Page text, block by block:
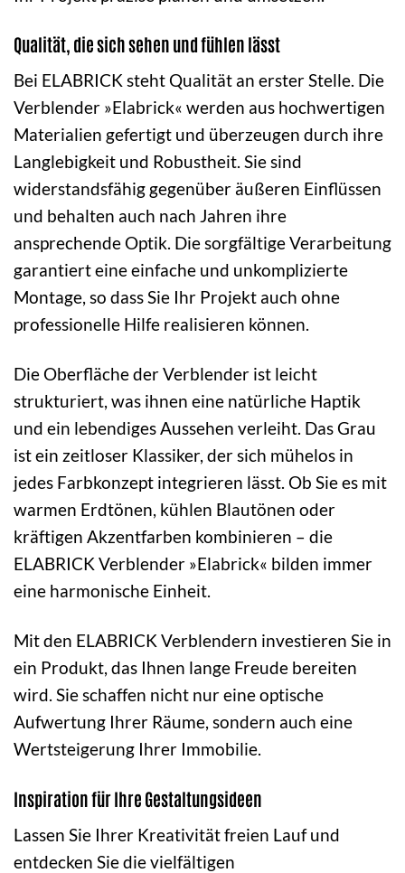
Qualität, die sich sehen und fühlen lässt
Bei ELABRICK steht Qualität an erster Stelle. Die
Verblender »Elabrick« werden aus hochwertigen
Materialien gefertigt und überzeugen durch ihre
Langlebigkeit und Robustheit. Sie sind
widerstandsfähig gegenüber äußeren Einflüssen
und behalten auch nach Jahren ihre
ansprechende Optik. Die sorgfältige Verarbeitung
garantiert eine einfache und unkomplizierte
Montage, so dass Sie Ihr Projekt auch ohne
professionelle Hilfe realisieren können.
Die Oberfläche der Verblender ist leicht
strukturiert, was ihnen eine natürliche Haptik
und ein lebendiges Aussehen verleiht. Das Grau
ist ein zeitloser Klassiker, der sich mühelos in
jedes Farbkonzept integrieren lässt. Ob Sie es mit
warmen Erdtönen, kühlen Blautönen oder
kräftigen Akzentfarben kombinieren – die
ELABRICK Verblender »Elabrick« bilden immer
eine harmonische Einheit.
Mit den ELABRICK Verblendern investieren Sie in
ein Produkt, das Ihnen lange Freude bereiten
wird. Sie schaffen nicht nur eine optische
Aufwertung Ihrer Räume, sondern auch eine
Wertsteigerung Ihrer Immobilie.
Inspiration für Ihre Gestaltungsideen
Lassen Sie Ihrer Kreativität freien Lauf und
entdecken Sie die vielfältigen